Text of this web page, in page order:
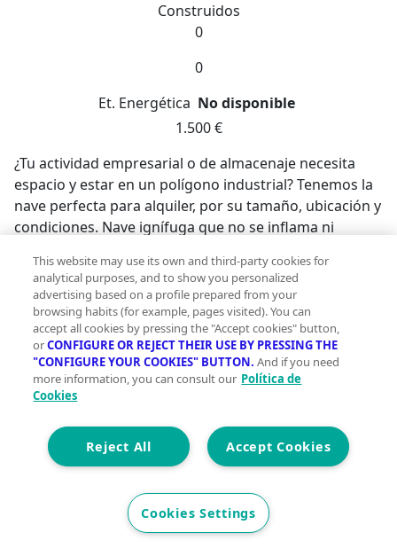
Construidos
0
0
Et. Energética No disponible
1.500 €
¿Tu actividad empresarial o de almacenaje necesita
espacio y estar en un polígono industrial? Tenemos la
nave perfecta para alquiler, por su tamaño, ubicación y
condiciones. Nave ignífuga que no se inflama ni
casi 270m2 es ideal de espacio, ni grande ni pequeña,
tamaño estándar, con posibilidad de realizar un altillo
para oficinas o un despacho para empleados. Hay un
retranqueo en la entrada con valla metálica y 2
puertas, una de acceso peatonal y otra para vehículos
con puerta de acero y altura para furgonetas. La nave
se encuentra en el polígono industrial de Rafelbunyol,
minutos, Castellón a una hora y la playa a 5km
¿Quieres más información? ¡Llámanos y preparamos
enterarte en primicia de nuestros inmuebles en
alquiler y venta? En VIVEKU.ES los publicamos con
This website may use its own and third-party cookies for
analytical purposes, and to show you personalized
advertising based on a profile prepared from your
browsing habits (for example, pages visited). You can
accept all cookies by pressing the "Accept cookies" button,
orCONFIGURE OR REJECT THEIR USE BY PRESSING THE
"CONFIGURE YOUR COOKIES" BUTTON. And if you need
more information, you can consult our Política de
Cookies
Accept Cookies
Reject All
Cookies Settings